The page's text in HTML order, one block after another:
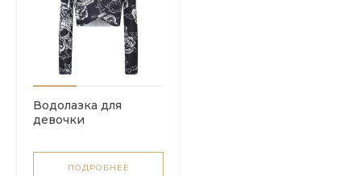
Водолазка для
девочки
ПОДРОБНЕЕ